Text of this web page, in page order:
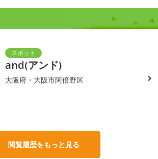
and(アンド)
大阪府・大阪市阿倍野区
閲覧履歴をもっと見る